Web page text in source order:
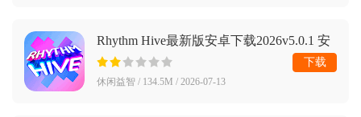
Rhythm Hive最新版安卓下载2026v5.0.1 安
卓版
休闲益智 / 134.5M / 2026-07-13
下载